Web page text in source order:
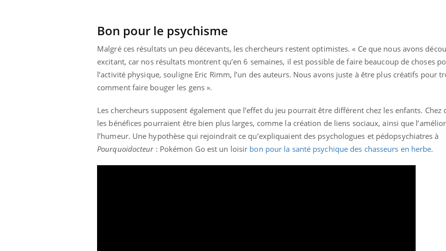
Bon pour le psychisme
Malgré ces résultats un peu décevants, les chercheurs restent optimistes. « Ce que nous avons
excitant, car nos résultats montrent qu’en 6 semaines, il est possible de faire beaucoup de choses
l’activité physique, souligne Eric Rimm, l’un des auteurs. Nous avons juste à être plus créatifs pour
comment faire bouger les gens ».
Les chercheurs supposent également que l’effet du jeu pourrait être différent chez les enfants. Chez
les bénéfices pourraient être bien plus larges, comme la création de liens sociaux, ainsi que
l’humeur. Une hypothèse qui rejoindrait ce qu’expliquaient des psychologues et pédopsychiatres à
Pourquoidocteur: Pokémon Go est un loisir bon pour la santé psychique des chasseurs en herbe.